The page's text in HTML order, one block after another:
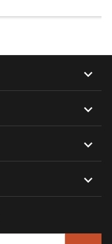



